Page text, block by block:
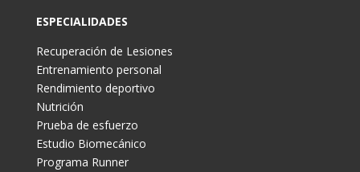
ESPECIALIDADES
Recuperación de Lesiones
Entrenamiento personal
Rendimiento deportivo
Nutrición
Prueba de esfuerzo
Estudio Biomecánico
Programa Runner